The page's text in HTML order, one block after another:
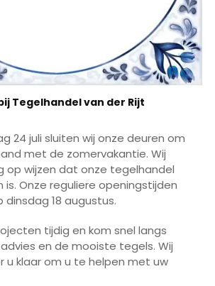
Tegelhandel van der Rijt
24 juli sluiten wij onze deuren om
met de zomervakantie. Wij
op wijzen dat onze tegelhandel
is. Onze reguliere openingstijden
dinsdag 18 augustus.
tijdig en kom snel langs
en de mooiste tegels. Wij
u klaar om u te helpen met uw